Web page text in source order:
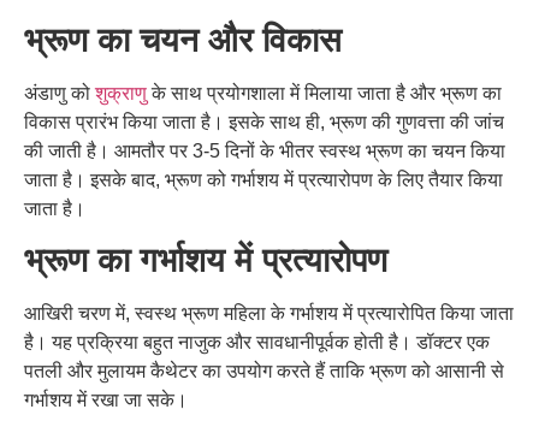
भ्रूण का चयन और विकास
अंडाणु को शुक्राणु के साथ प्रयोगशाला में मिलाया जाता है और भ्रूण का
विकास प्रारंभ किया जाता है। इसके साथ ही, भ्रूण की गुणवत्ता की जांच
की जाती है। आमतौर पर 3-5दिनों के भीतर स्वस्थ भ्रूण का चयन किया
जाता है। इसके बाद, भ्रूण को गर्भाशय में प्रत्यारोपण के लिए तैयार किया
जाता है।
भ्रूण का गर्भाशय में प्रत्यारोपण
आखिरी चरण में,स्वस्थ भ्रूण महिला के गर्भाशय में प्रत्यारोपित किया जाता
है। यह प्रक्रिया बहुत नाजुक और सावधानीपूर्वक होती है। डॉक्टर एक
पतली और मुलायम कैथेटर का उपयोग करते हैं ताकि भ्रूण को आसानी से
गर्भाशय में रखा जा सके।